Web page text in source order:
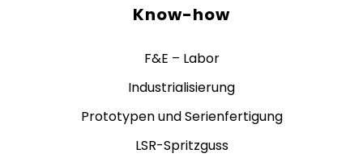
Know-how
F&E – Labor
Industrialisierung
Prototypen und Serienfertigung
LSR-Spritzguss